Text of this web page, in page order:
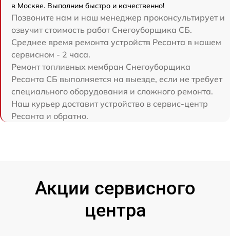
в Москве. Выполним быстро и качественно!
Позвоните нам и наш менеджер проконсультирует и
озвучит стоимость работ Снегоуборщика СБ.
Среднее время ремонта устройств Ресанта в нашем
сервисном - 2 часа.
Ремонт топливных мембран Снегоуборщика
Ресанта СБ выполняется на выезде, если не требует
специального оборудования и сложного ремонта.
Наш курьер доставит устройство в сервис-центр
Ресанта и обратно.
Акции сервисного
центра